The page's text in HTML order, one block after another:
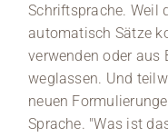
Schriftsprache. Weil
automatisch Sätze
verwenden oder aus
weglassen. Und
neuen
Sprache. "Was ist